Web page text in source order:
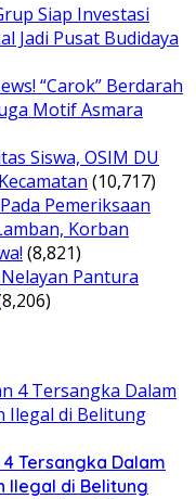
Siap Investasi
Jadi Pusat Budidaya
“Carok” Berdarah
Motif Asmara
Siswa, OSIM DU
(10,717)
Pemeriksaan
Korban
(8,821)
Pantura
Tersangka Dalam
Ilegal di Belitung